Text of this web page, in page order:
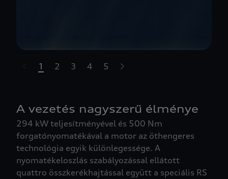
highlights.skipLinkText__
1 2 3 4 5
A vezetés nagyszerű élménye
294 kW teljesítményével és 500 Nm
forgatónyomatékával a motor az öthengeres
technológia egyik különlegessége. A
nyomatékeloszlás szabályozással ellátott
quattro összkerékhajtással együtt a speciális RS